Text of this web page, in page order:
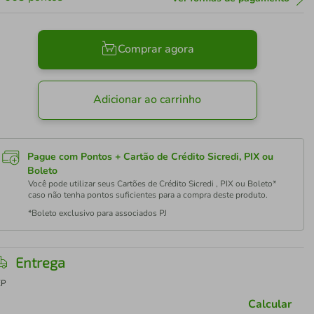
Comprar agora
Adicionar ao carrinho
Pague com Pontos + Cartão de Crédito Sicredi, PIX ou
Boleto
Você pode utilizar seus Cartões de Crédito Sicredi , PIX ou Boleto*
caso não tenha pontos suficientes para a compra deste produto.
*Boleto exclusivo para associados PJ
Entrega
Calcular